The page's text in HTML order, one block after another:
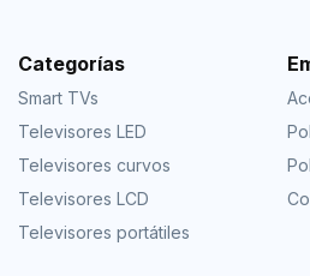
Categorías
Smart TVs
Televisores LED
Televisores curvos
Televisores LCD
Televisores portátiles